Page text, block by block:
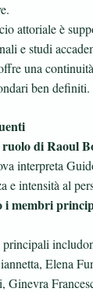
attoriale è
e studi
una
ben definiti.
di Raoul
interpreta
e intensità al
i membri
Elena
Ginevra